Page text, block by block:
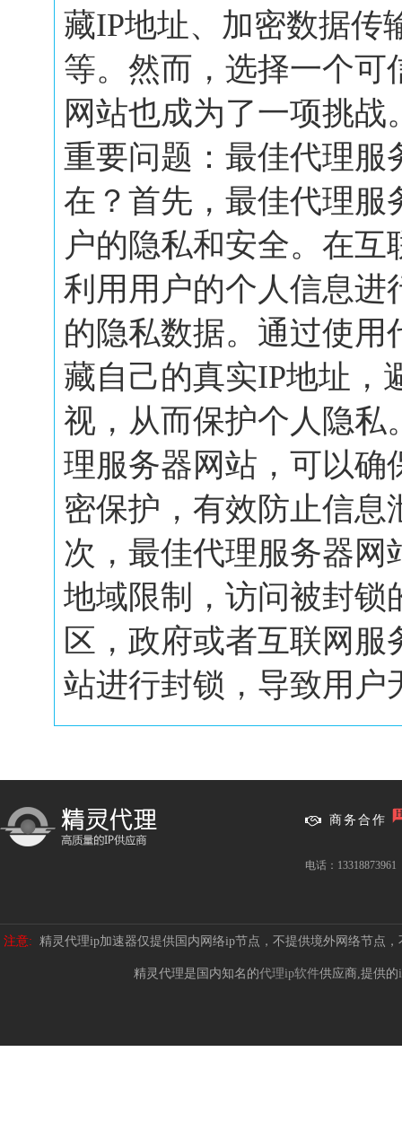
藏IP地址、加密数据传
等。然而，选择一个可
网站也成为了一项挑
重要问题：最佳代理服
在？首先，最佳代理服
户的隐私和安全。在
利用用户的个人信息进
的隐私数据。通过使
藏自己的真实IP地址，
视，从而保护个人隐私
理服务器网站，可以确
密保护，有效防止信
次，最佳代理服务器
地域限制，访问被封锁
区，政府或者互联网
站进行封锁，导致用户
商务合作
电话：13318873961
注意: 精灵代理ip加速器仅提供国内网络ip节点，不提供境外网络节点
精灵代理是国内知名的代理ip软件供应商,提供的